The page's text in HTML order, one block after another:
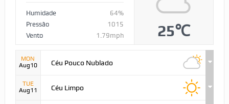
Humidade
64%
Pressão
1015
Vento
1.79mph 25℃
MON
Aug10
Céu Pouco Nublado
TUE
Aug11
Céu Limpo